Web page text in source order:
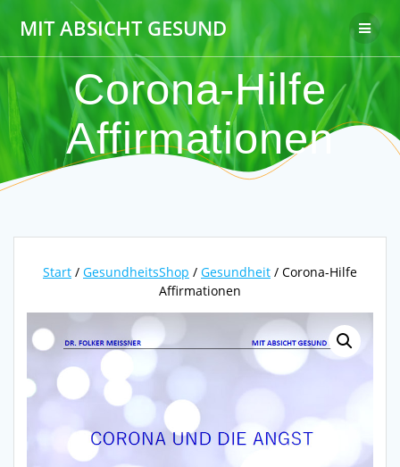
Inhalt
springen
MIT ABSICHT GESUND
Corona-Hilfe
Affirmationen
Start / GesundheitsShop / Gesundheit / Corona-Hilfe
Affirmationen